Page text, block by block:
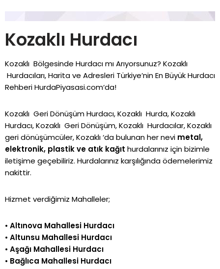
Kozaklı Hurdacı
Kozaklı Bölgesinde Hurdacı mı Arıyorsunuz? Kozaklı
Hurdacıları, Harita ve Adresleri Türkiye’nin En Büyük Hurdacı
RehberiHurdaPiyasasi.com‘da!
Kozaklı Geri Dönüşüm Hurdacı, Kozaklı Hurda, Kozaklı
Hurdacı, Kozaklı Geri Dönüşüm, Kozaklı Hurdacılar, Kozaklı
geri dönüşümcüler, Kozaklı ‘da bulunan her nevi metal,
elektronik, plastik ve atık kağıt hurdalarınız için bizimle
iletişime geçebiliriz. Hurdalarınız karşılığında ödemelerimiz
nakittir.
Hizmet verdiğimiz Mahalleler;
• Altınova Mahallesi Hurdacı
• Altunsu Mahallesi Hurdacı
• Aşağı Mahallesi Hurdacı
• Bağlıca Mahallesi Hurdacı